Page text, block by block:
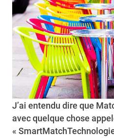
J’ai entendu dire que
avec quelque chose
« SmartMatch